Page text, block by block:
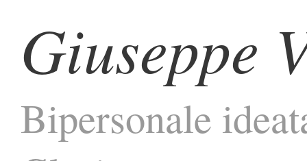
Giuseppe
Bipersonale